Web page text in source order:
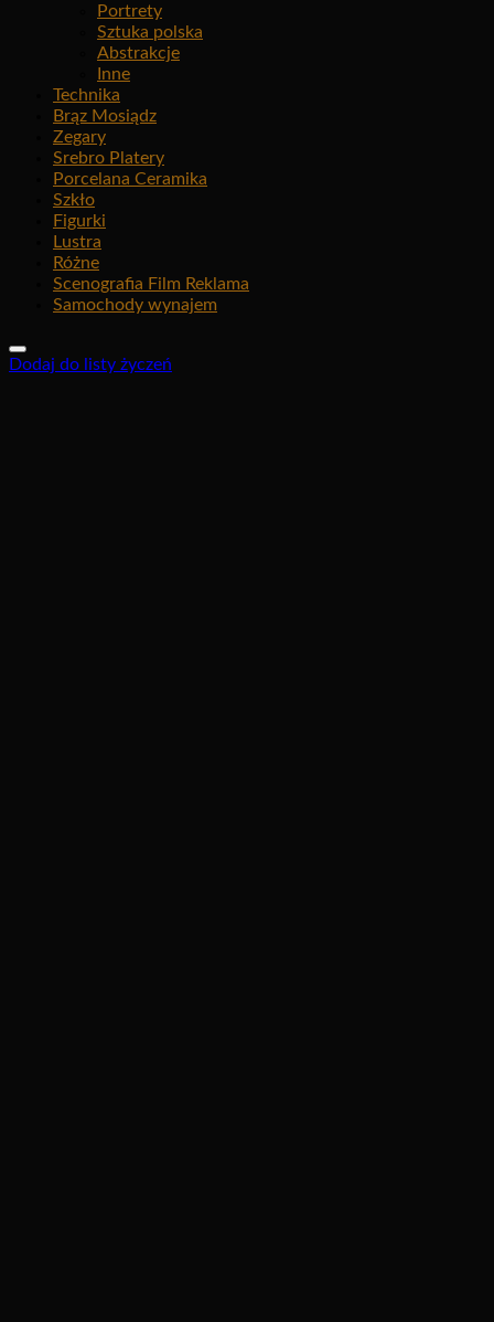
Portrety
Sztuka polska
Abstrakcje
Inne
Technika
Brąz Mosiądz
Zegary
Srebro Platery
Porcelana Ceramika
Szkło
Figurki
Lustra
Różne
Scenografia Film Reklama
Samochody wynajem
Dodaj do listy życzeń